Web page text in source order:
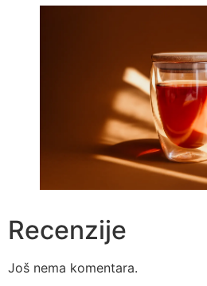
Recenzije
Još nema komentara.